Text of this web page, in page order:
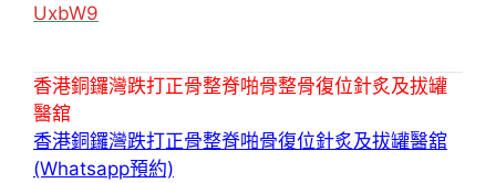
UxbW9
香港銅鑼灣跌打正骨整脊啪骨整骨復位針炙及拔罐
醫舘
香港銅鑼灣跌打正骨整脊啪骨復位針炙及拔罐醫舘
(Whatsapp預約)